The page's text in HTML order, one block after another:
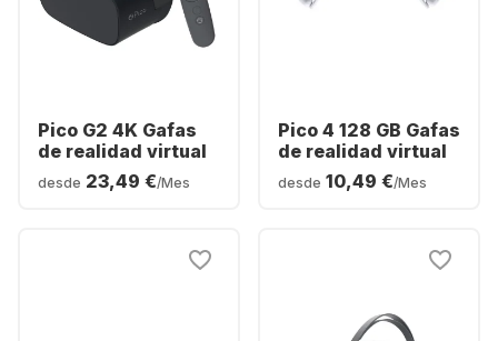
Pico G2 4K Gafas
de realidad virtual
desde 23,49 €/Mes
Pico 4 128 GB Gafas
de realidad virtual
desde 10,49 €/Mes